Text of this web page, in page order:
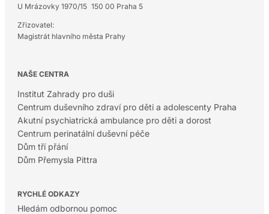
U Mrázovky 1970/15 150 00 Praha 5
Zřizovatel:
Magistrát hlavního města Prahy
NAŠE CENTRA
Institut Zahrady pro duši
Centrum duševního zdraví pro děti a adolescenty Praha
Akutní psychiatrická ambulance pro děti a dorost
Centrum perinatální duševní péče
Dům tří přání
Dům Přemysla Pittra
RYCHLÉ ODKAZY
Hledám odbornou pomoc